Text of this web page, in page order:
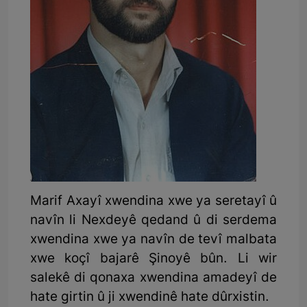
Marif Axayî xwendina xwe ya seretayî û
navîn li Nexdeyê qedand û di serdema
xwendina xwe ya navîn de tevî malbata
xwe koçî bajarê Şinoyê bûn. Li wir
salekê di qonaxa xwendina amadeyî de
hate girtin û ji xwendinê hate dûrxistin.